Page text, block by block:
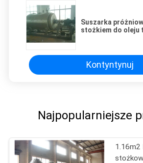
Suszarka
stożkiem do oleju
Kontyntynuj
Najpopularniejsze
1.16m2